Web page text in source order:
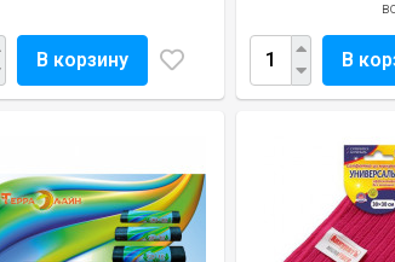
В корзину В